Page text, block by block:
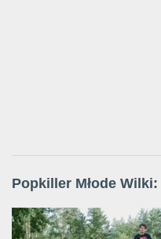
Popkiller Młode Wilki: